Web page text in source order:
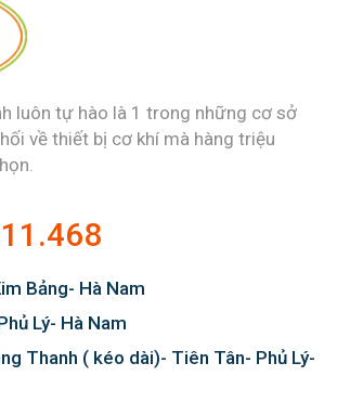
luôn tự hào là 1 trong những cơ sở
về thiết bị cơ khí mà hàng triệu
Bảng- Hà Nam
Lý- Hà Nam
Thanh ( kéo dài)- Tiên Tân- Phủ Lý-